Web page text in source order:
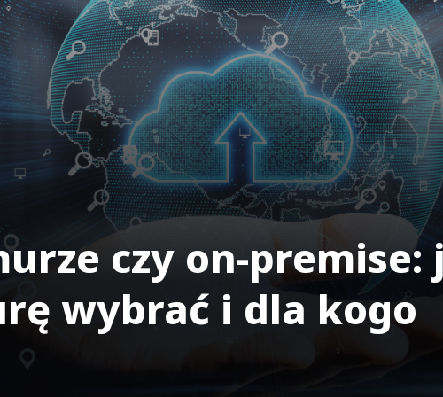
czy on-premise:
wybrać i dla kogo